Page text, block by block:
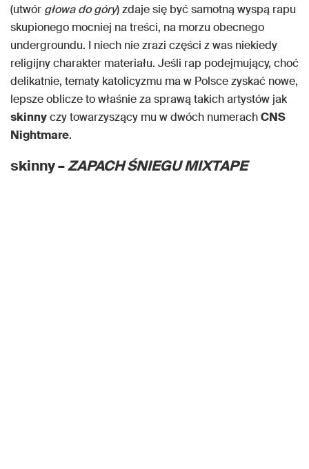
(utwór głowa do góry) zdaje się być samotną wyspą rapu
skupionego mocniej na treści, na morzu obecnego
undergroundu. I niech nie zrazi części z was niekiedy
religijny charakter materiału. Jeśli rap podejmujący, choć
delikatnie, tematy katolicyzmu ma w Polsce zyskać nowe,
lepsze oblicze to właśnie za sprawą takich artystów jak
skinnyczy towarzyszący mu w dwóch numerachCNS
Nightmare.
skinny –ZAPACH ŚNIEGU MIXTAPE